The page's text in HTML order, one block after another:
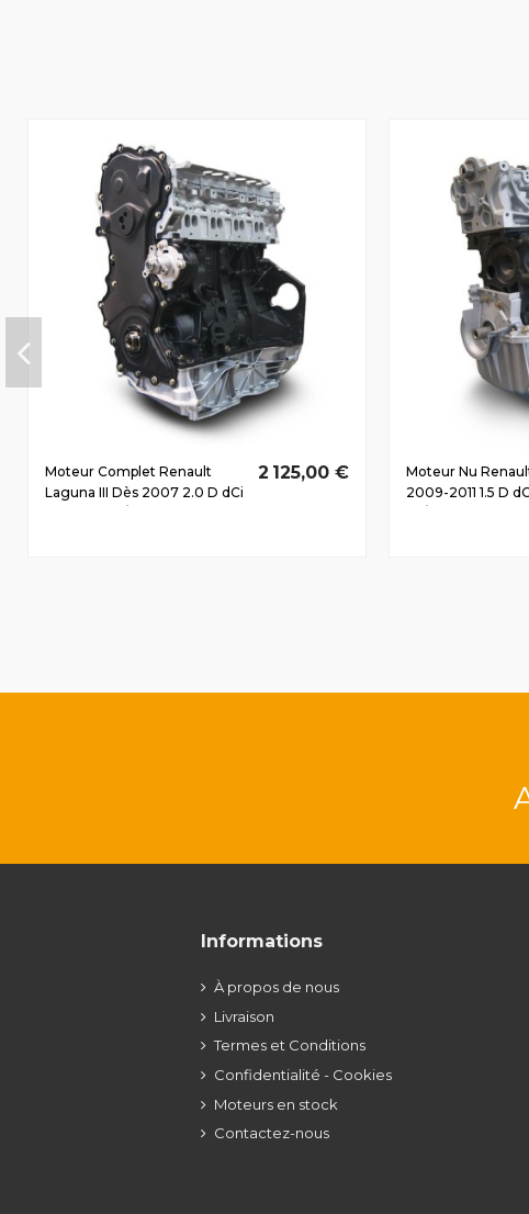
Moteur Complet Renault
Laguna III Dès 2007 2.0 D dCi
2 125,00 €
Moteur Nu
2009-2011 1.5 D
Informations
À propos de nous
Livraison
Termes et Conditions
Confidentialité - Cookies
Moteurs en stock
Contactez-nous